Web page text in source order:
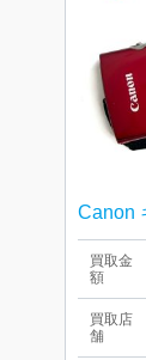
買取金
額
買取店
舗